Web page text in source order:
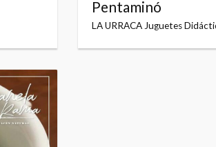
Pentaminó
LA URRACA Juguetes